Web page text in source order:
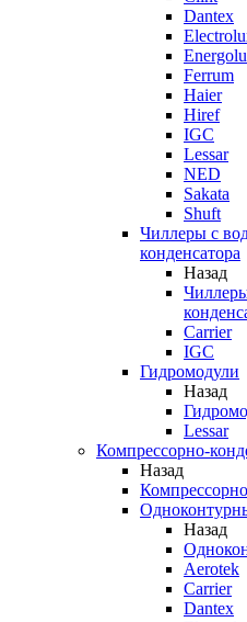
Dantex
Ferrum
Haier
Hiref
IGC
Lessar
NED
Sakata
Shuft
Чиллеры с
конденсатора
Назад
Carrier
IGC
Гидромодули
Назад
Lessar
Компрессорно-
Назад
Назад
Aerotek
Carrier
Dantex